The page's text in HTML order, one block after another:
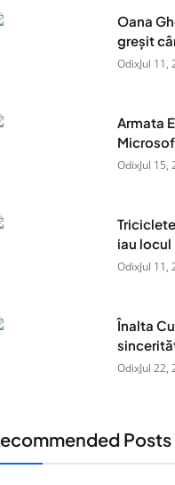
Oana
greșit
OdixJul 11,
Armata
OdixJul 15,
iau
OdixJul 11,
Înalta
OdixJul 22,
Posts